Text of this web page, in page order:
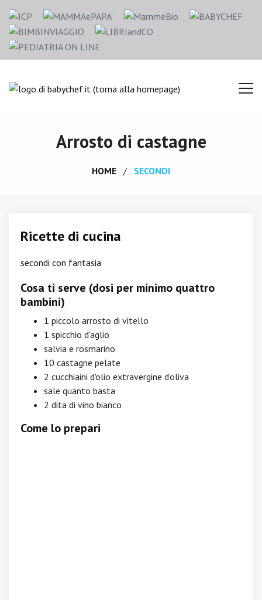
Arrosto di castagne
HOME SECONDI
Ricette di cucina
secondi con fantasia
Cosa ti serve (dosi per minimo quattro
bambini)
1 piccolo arrosto di vitello
1 spicchio d'aglio
salvia e rosmarino
10 castagne pelate
2 cucchiaini d'olio extravergine d'oliva
sale quanto basta
2 dita di vino bianco
Come lo prepari